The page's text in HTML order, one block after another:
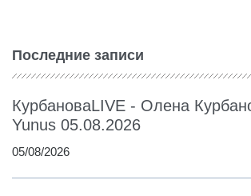
Последние записи
КурбановаLIVE - Олена
Yunus 05.08.2026
05/08/2026